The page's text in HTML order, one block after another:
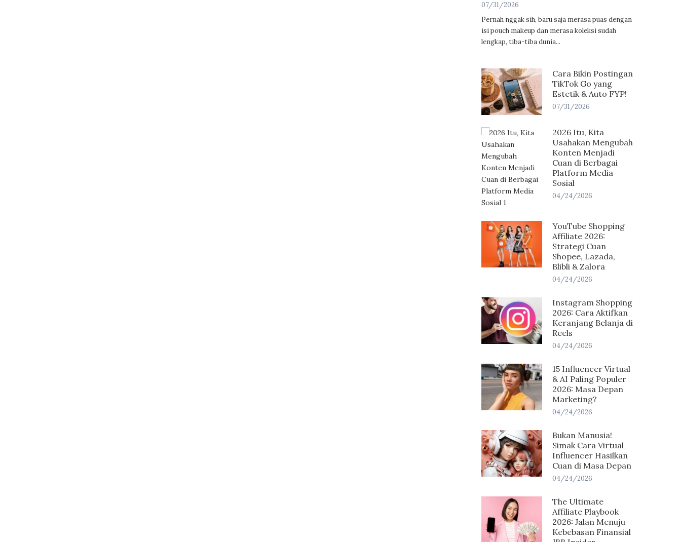
07/31/2026
Pernah nggak sih, baru saja merasa puas dengan
isi pouch makeup dan merasa koleksi sudah
lengkap, tiba-tiba dunia...
Cara Bikin Postingan
TikTok Go yang
Estetik & Auto FYP!
07/31/2026
2026 Itu, Kita
Usahakan Mengubah
Konten Menjadi
Cuan di Berbagai
Platform Media
Sosial
04/24/2026
YouTube Shopping
Affiliate 2026:
Strategi Cuan
Shopee, Lazada,
Blibli & Zalora
04/24/2026
Instagram Shopping
2026: Cara Aktifkan
Keranjang Belanja di
Reels
04/24/2026
15 Influencer Virtual
& AI Paling Populer
2026: Masa Depan
Marketing?
04/24/2026
Bukan Manusia!
Simak Cara Virtual
Influencer Hasilkan
Cuan di Masa Depan
04/24/2026
The Ultimate
Affiliate Playbook
2026: Jalan Menuju
Kebebasan Finansial